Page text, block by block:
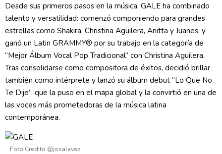
Desde sus primeros pasos en la música, GALE ha combinado
talento y versatilidad: comenzó componiendo para grandes
estrellas como Shakira, Christina Aguilera, Anitta y Juanes, y
ganó un Latin GRAMMY® por su trabajo en la categoría de
“Mejor Álbum Vocal Pop Tradicional” con Christina Aguilera.
Tras consolidarse como compositora de éxitos, decidió brillar
también como intérprete y lanzó su álbum debut “Lo Que No
Te Dije”, que la puso en el mapa global y la convirtió en una de
las voces más prometedoras de la música latina
contemporánea.
Foto Credito @josalavez